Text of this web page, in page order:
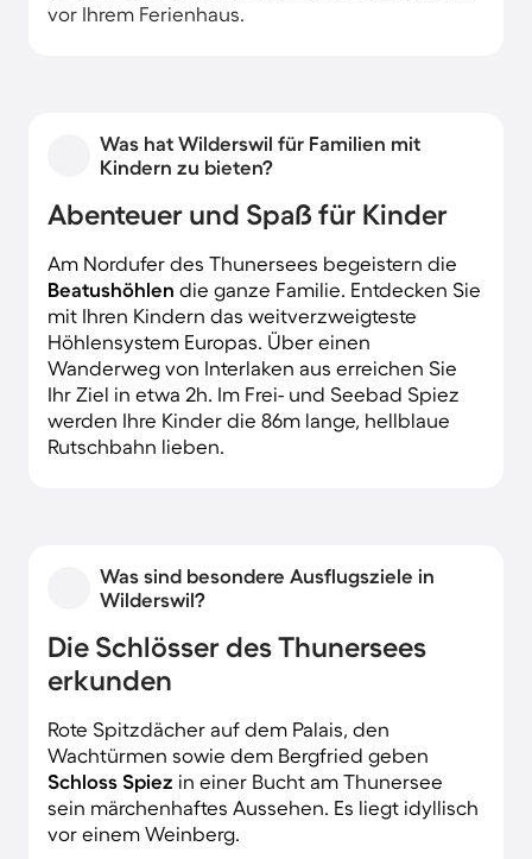
vor Ihrem Ferienhaus.
Was hat Wilderswil für Familien mit
Kindern zu bieten?
Abenteuer und Spaß für Kinder
Am Nordufer des Thunersees begeistern die
Beatushöhlen die ganze Familie. Entdecken Sie
mit Ihren Kindern das weitverzweigteste
Höhlensystem Europas. Über einen
Wanderweg von Interlaken aus erreichen Sie
Ihr Ziel in etwa 2h. Im Frei- und Seebad Spiez
werden Ihre Kinder die 86m lange, hellblaue
Rutschbahn lieben.
Was sind besondere Ausflugsziele in
Wilderswil?
Die Schlösser des Thunersees
erkunden
Rote Spitzdächer auf dem Palais, den
Wachtürmen sowie dem Bergfried geben
Schloss Spiez in einer Bucht am Thunersee
sein märchenhaftes Aussehen. Es liegt idyllisch
vor einem Weinberg.